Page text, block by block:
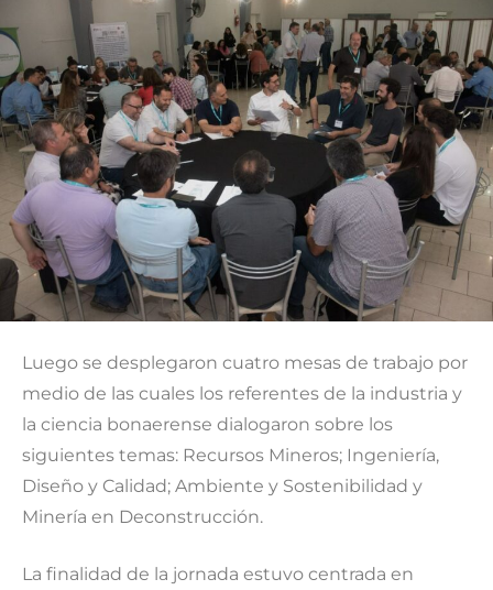
Luego se desplegaron cuatro mesas de trabajo por
medio de las cuales los referentes de la industria y
la ciencia bonaerense dialogaron sobre los
siguientes temas: Recursos Mineros; Ingeniería,
Diseño y Calidad; Ambiente y Sostenibilidad y
Minería en Deconstrucción.
La finalidad de la jornada estuvo centrada en